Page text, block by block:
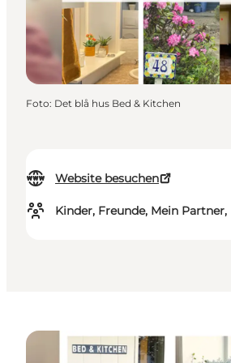
Website besuchen
Kinder, Freunde, Mein
Foto: Det blå hus Bed & Kitchen